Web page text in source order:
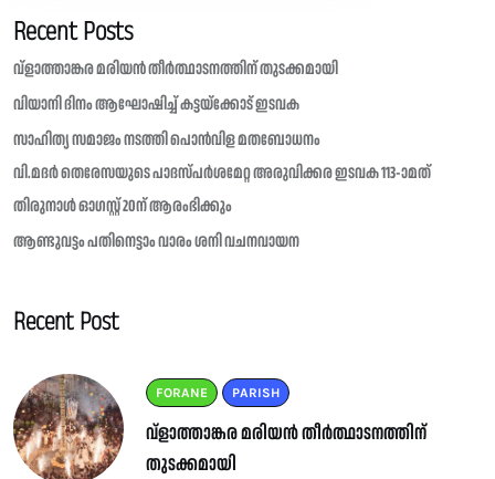
Recent Posts
വ്ളാത്താങ്കര മരിയൻ തീർത്ഥാടനത്തിന് തുടക്കമായി
വിയാനി ദിനം ആഘോഷിച്ച് കട്ടയ്ക്കോട് ഇടവക
സാഹിത്യ സമാജം നടത്തി പൊൻവിള മതബോധനം
വി.മദർ തെരേസയുടെ പാദസ്പർശമേറ്റ അരുവിക്കര ഇടവക 113-ാമത്
തിരുനാൾ ഓഗസ്റ്റ് 20ന് ആരംഭിക്കും
ആണ്ടുവട്ടം പതിനെട്ടാം വാരം ശനി വചനവായന
Recent Post
FORANE PARISH
വ്ളാത്താങ്കര മരിയൻ തീർത്ഥാടനത്തിന്
തുടക്കമായി